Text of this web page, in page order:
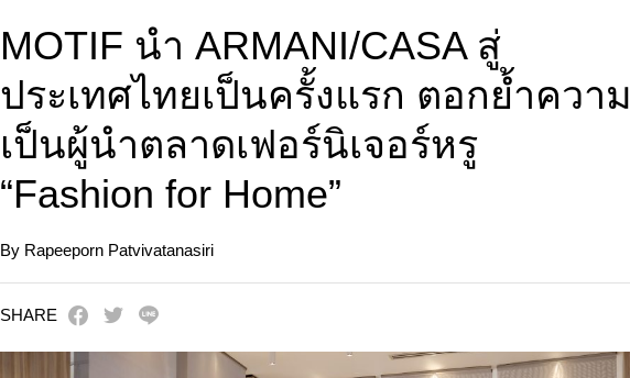
MOTIF นํา ARMANI/CASA สู่
ประเทศไทยเป็นครั้งแรก ตอกย้ำความ
เป็นผู้นําตลาดเฟอร์นิเจอร์หรู
“Fashion for Home”
By Rapeeporn Patvivatanasiri
SHARE